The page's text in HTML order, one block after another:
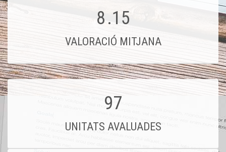
8.15
VALORACIÓ MITJANA
97
UNITATS AVALUADES